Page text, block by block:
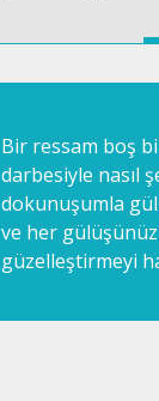
Bir ressam boş
darbesiyle nasıl
dokunuşumla
ve her
güzelleştirmeyi